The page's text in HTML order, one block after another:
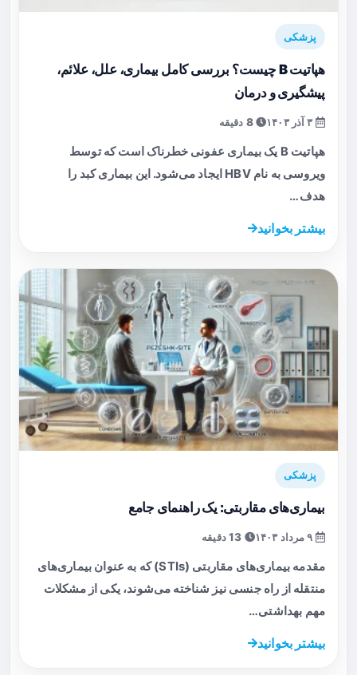
پزشکی
هپاتیت B چیست؟ بررسی کامل بیماری، علل، علائم،
پیشگیری و درمان
8 دقیقه
هپاتیت B یک بیماری عفونی خطرناک است که توسط
ویروسی به نام HBV ایجاد می‌شود. این بیماری کبد را
هدف…
بیشتر بخوانید
پزشکی
بیماری‌های مقاربتی: یک راهنمای جامع
مقدمه بیماری‌های مقاربتی (STIs) که به عنوان بیماری‌های
منتقله از راه جنسی نیز شناخته می‌شوند، یکی از مشکلات
مهم بهداشتی…
بیشتر بخوانید